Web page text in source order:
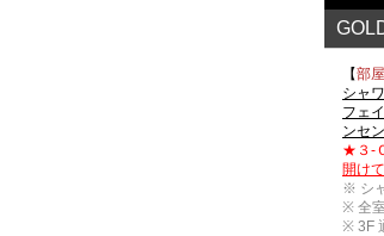
【部
シャ
フェ
ンセ
★３-
開け
※ シ
※ 全
※ 3F